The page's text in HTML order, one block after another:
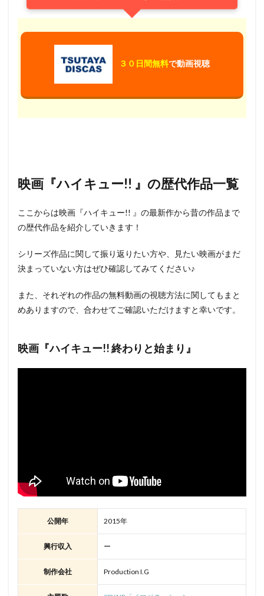
３０日間無料で動画視聴
映画『ハイキュー!! 』の歴代作品一覧
ここからは映画『ハイキュー!! 』の最新作から昔の作品まで
の歴代作品を紹介していきます！
シリーズ作品に関して振り返りたい方や、見たい映画がまだ
決まっていない方はぜひ確認してみてください♪
また、それぞれの作品の無料動画の視聴方法に関してもまと
めありますので、合わせてご確認いただけますと幸いです。
映画『ハイキュー!! 終わりと始まり』
公開年 2015年
興行収入 ー
制作会社 Production I.G